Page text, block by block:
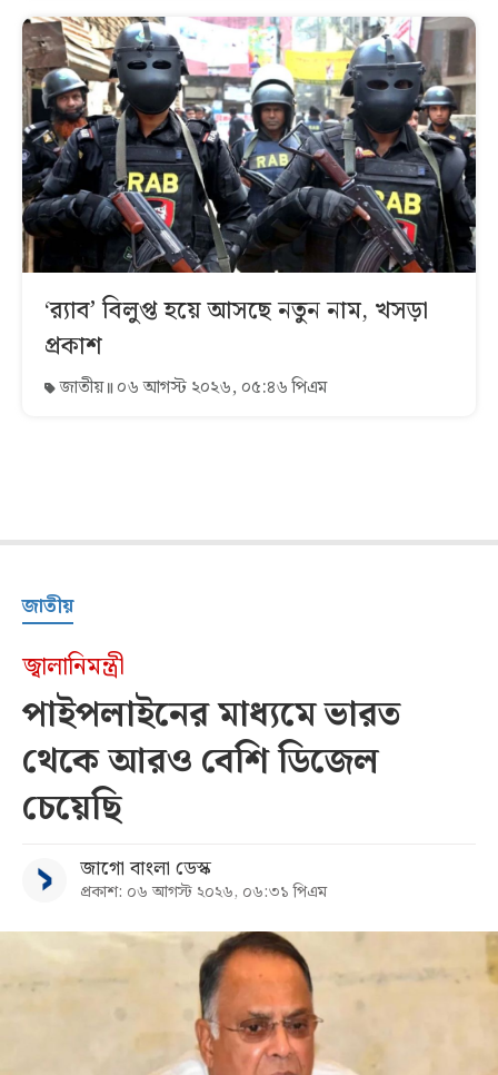
‘র‍্যাব’ বিলুপ্ত হয়ে আসছে নতুন নাম, খসড়া
প্রকাশ
জাতীয় ০৬ আগস্ট ২০২৬, ০৫:৪৬ পিএম
জাতীয়
জ্বালানিমন্ত্রী
পাইপলাইনের মাধ্যমে ভারত
থেকে আরও বেশি ডিজেল
চেয়েছি
জাগো বাংলা ডেস্ক
প্রকাশ: ০৬ আগস্ট ২০২৬, ০৬:৩১ পিএম